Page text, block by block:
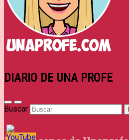
DIARIO DE UNA PROFE
Buscar